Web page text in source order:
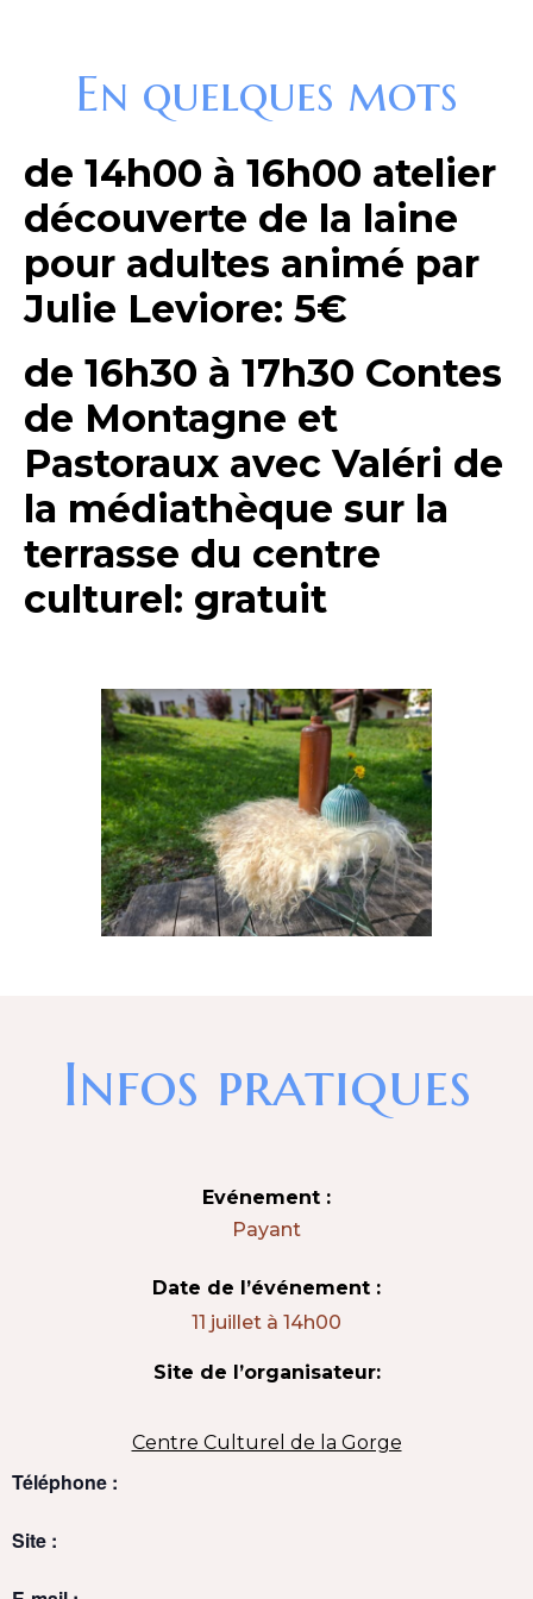
En quelques mots
de 14h00 à 16h00 atelier
découverte de la laine
pour adultes animé par
Julie Leviore: 5€
de 16h30 à 17h30 Contes
de Montagne et
Pastoraux avec Valéri de
la médiathèque sur la
terrasse du centre
culturel: gratuit
Infos pratiques
Evénement :
Payant
Date de l’événement :
11 juillet à 14h00
Site de l’organisateur:
Centre Culturel de la Gorge
Téléphone :
Site :